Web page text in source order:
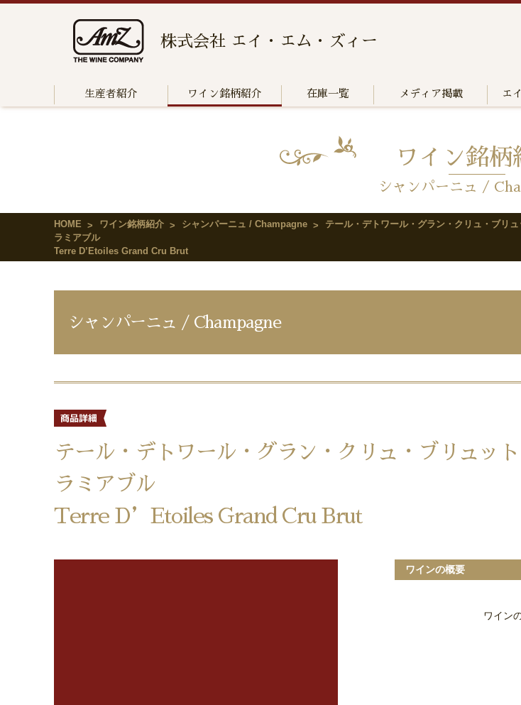
株式会社 エイ・エム・ズィー
生産者紹介 ワイン銘柄紹介 在庫一覧 メディア掲載 エ
ワイン銘柄
シャンパーニュ /
HOME ワイン銘柄紹介 シャンパーニュ / Champagne
テール・デトワール・グラン・クリュ・ブリュ
ラミアブル
Terre D’Etoiles Grand Cru Brut
シャンパーニュ / Champagne
テール・デトワール・グラン・クリュ・ブリュット
ラミアブル
Terre D’Etoiles Grand Cru Brut
ワインの概要
ワイン